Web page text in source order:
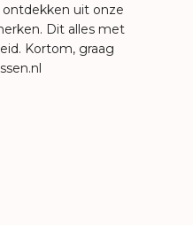
ontdekken uit onze
Dit alles met
Kortom, graag